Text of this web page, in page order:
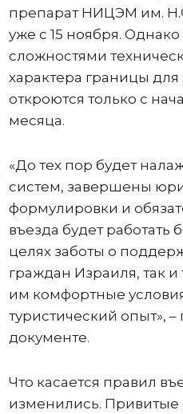
препарат НИЦЭМ им.
уже с 15 ноября. Однако
сложностями
характера границы
откроются только с
месяца.
«До тех пор будет
систем, завершены
формулировки и
въезда будет работать
целях заботы о
граждан Израиля, так и
им комфортные
туристический опыт», –
документе.
Что касается правил
изменились.